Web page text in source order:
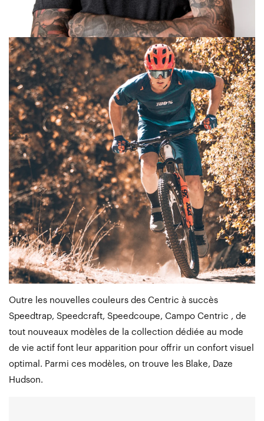
Outre les nouvelles couleurs des Centric à succès
Speedtrap, Speedcraft, Speedcoupe, Campo Centric , de
tout nouveaux modèles de la collection dédiée au mode
de vie actif font leur apparition pour offrir un confort visuel
optimal. Parmi ces modèles, on trouve les Blake, Daze
Hudson.